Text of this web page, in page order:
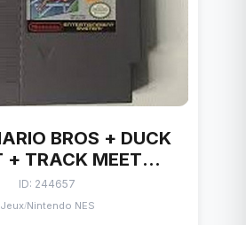
BROS + DUCK
+ TRACK MEET
NES
ID: 244657
Jeux/Nintendo NES